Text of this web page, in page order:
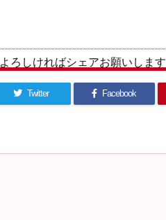
よろしければシェアお願いします
Twitter Facebook